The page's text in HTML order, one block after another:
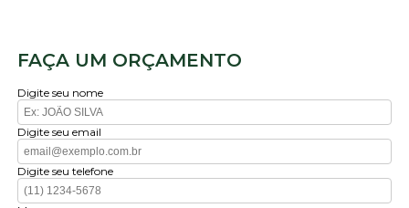
FAÇA UM ORÇAMENTO
Digite seu nome
Digite seu email
Digite seu telefone